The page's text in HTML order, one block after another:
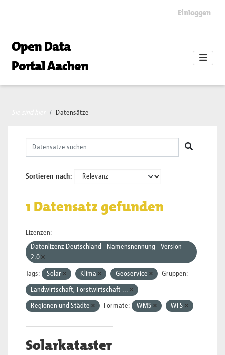
Einloggen
Open Data
Portal Aachen
Datensätze
Sortieren nach
1 Datensatz gefunden
Lizenzen:
Datenlizenz Deutschland - Namensnennung - Version
2.0
Tags: Solar Klima Geoservice Gruppen:
Landwirtschaft, Forstwirtschaft ...
Regionen und Städte Formate: WMS WFS
Solarkataster